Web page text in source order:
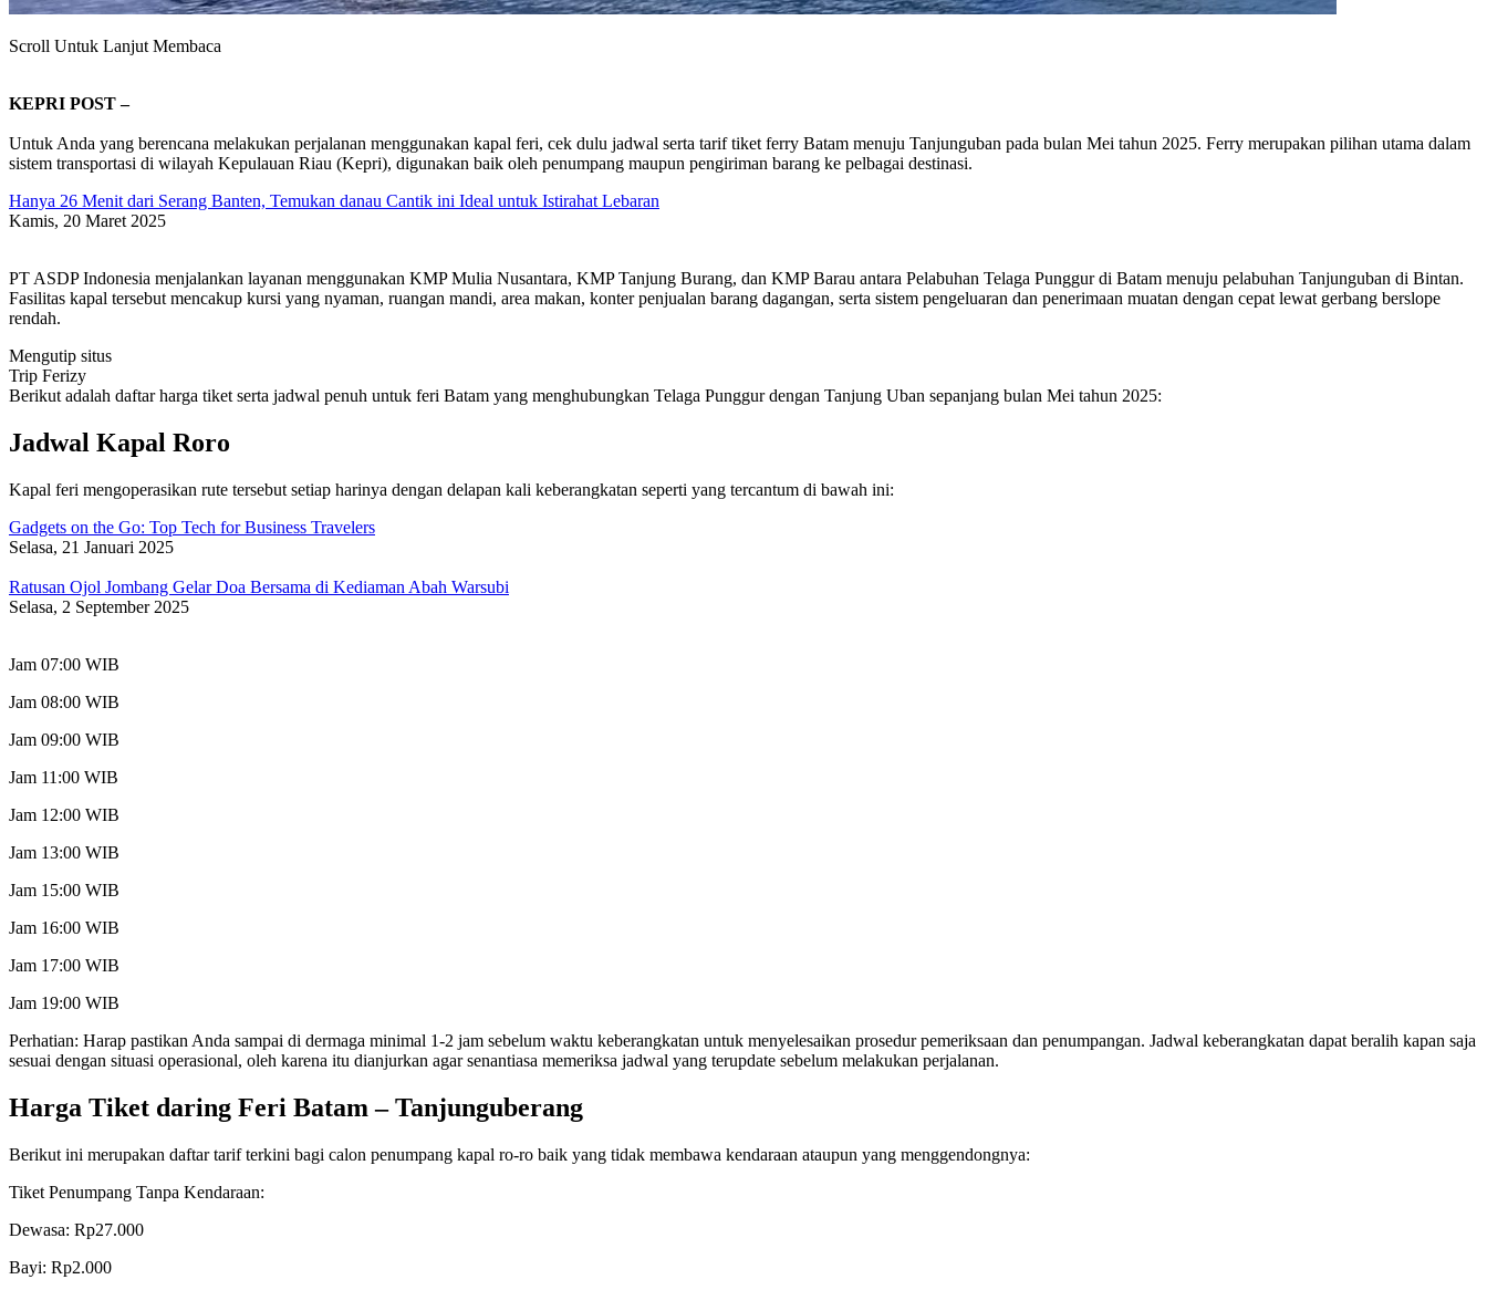
Scroll Untuk Lanjut Membaca
KEPRI POST –
Untuk Anda yang berencana melakukan perjalanan menggunakan kapal feri, cek dulu jadwal serta tarif tiket ferry Batam menuju Tanjunguban pada bulan Mei tahun 2025. Ferry merupakan pilihan utama dalam
sistem transportasi di wilayah Kepulauan Riau (Kepri), digunakan baik oleh penumpang maupun pengiriman barang ke pelbagai destinasi.
Hanya 26 Menit dari Serang Banten, Temukan danau Cantik ini Ideal untuk Istirahat Lebaran
Kamis, 20 Maret 2025
PT ASDP Indonesia menjalankan layanan menggunakan KMP Mulia Nusantara, KMP Tanjung Burang, dan KMP Barau antara Pelabuhan Telaga Punggur di Batam menuju pelabuhan Tanjunguban di Bintan.
Fasilitas kapal tersebut mencakup kursi yang nyaman, ruangan mandi, area makan, konter penjualan barang dagangan, serta sistem pengeluaran dan penerimaan muatan dengan cepat lewat gerbang berslope
rendah.
Mengutip situs
Trip Ferizy
Berikut adalah daftar harga tiket serta jadwal penuh untuk feri Batam yang menghubungkan Telaga Punggur dengan Tanjung Uban sepanjang bulan Mei tahun 2025:
Jadwal Kapal Roro
Kapal feri mengoperasikan rute tersebut setiap harinya dengan delapan kali keberangkatan seperti yang tercantum di bawah ini:
Gadgets on the Go: Top Tech for Business Travelers
Selasa, 21 Januari 2025
Ratusan Ojol Jombang Gelar Doa Bersama di Kediaman Abah Warsubi
Selasa, 2 September 2025
Jam 07:00 WIB
Jam 08:00 WIB
Jam 09:00 WIB
Jam 11:00 WIB
Jam 12:00 WIB
Jam 13:00 WIB
Jam 15:00 WIB
Jam 16:00 WIB
Jam 17:00 WIB
Jam 19:00 WIB
Perhatian: Harap pastikan Anda sampai di dermaga minimal 1-2 jam sebelum waktu keberangkatan untuk menyelesaikan prosedur pemeriksaan dan penumpangan. Jadwal keberangkatan dapat beralih kapan saja
sesuai dengan situasi operasional, oleh karena itu dianjurkan agar senantiasa memeriksa jadwal yang terupdate sebelum melakukan perjalanan.
Harga Tiket daring Feri Batam – Tanjunguberang
Berikut ini merupakan daftar tarif terkini bagi calon penumpang kapal ro-ro baik yang tidak membawa kendaraan ataupun yang menggendongnya:
Tiket Penumpang Tanpa Kendaraan:
Dewasa: Rp27.000
Bayi: Rp2.000